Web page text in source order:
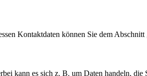
Kontaktdaten können Sie dem
kann es sich z. B. um Daten handeln,